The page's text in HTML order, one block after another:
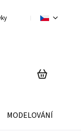
Obchodní podmínky
MODELOVÁNÍ